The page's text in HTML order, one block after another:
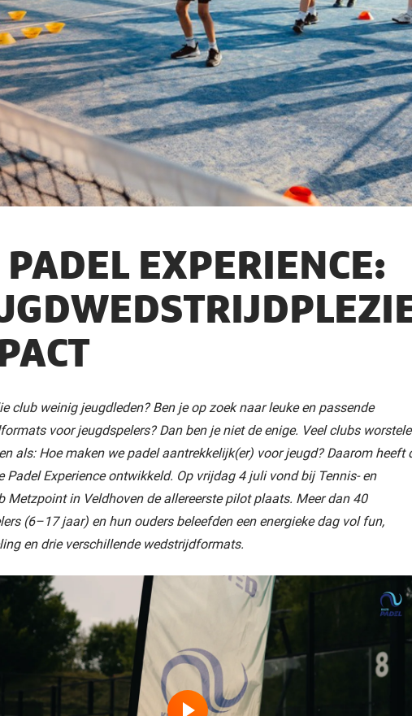
PADEL EXPERIENCE:
club weinig jeugdleden? Ben je op zoek naar leuke en passende
voor jeugdspelers? Dan ben je niet de enige. Veel clubs
als: Hoe maken we padel aantrekkelijk(er) voor jeugd? Daarom heeft
Padel Experience ontwikkeld. Op vrijdag 4 juli vond bij Tennis- en
Metzpoint in Veldhoven de allereerste pilot plaats. Meer dan 40
(6–17 jaar) en hun ouders beleefden een energieke dag vol fun,
en drie verschillende wedstrijdformats.